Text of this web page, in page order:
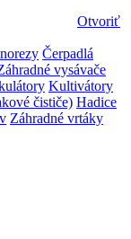
Otvoriť
Čerpadlá
vysávače
Kultivátory
čističe) Hadice
Záhradné vrtáky